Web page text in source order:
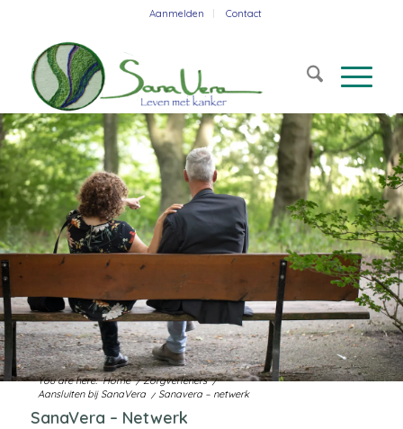
Aanmelden Contact
You are here: Home /Zorgverleners /
Aansluiten bij SanaVera / Sanavera – netwerk
SanaVera – Netwerk